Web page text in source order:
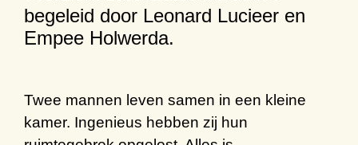
begeleid door Leonard Lucieer en
Empee Holwerda.
Twee mannen leven samen in een kleine
kamer. Ingenieus hebben zij hun